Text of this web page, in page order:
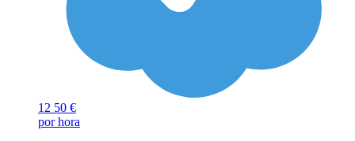
12 50 €
por hora